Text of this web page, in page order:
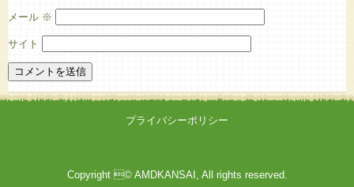
メール ※
サイト
プライバシーポリシー
Copyright © AMDKANSAI, All rights reserved.